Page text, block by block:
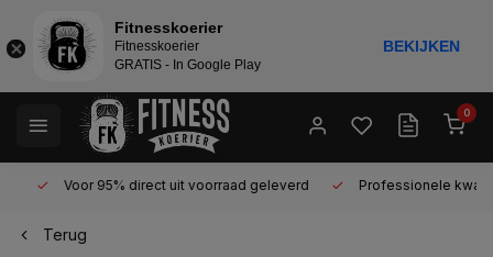
0
Voor 95% direct uit voorraad geleverd Professionele kwaliteit
Terug
Fitnesskoerier
Fitnesskoerier
GRATIS - In Google Play
BEKIJKEN